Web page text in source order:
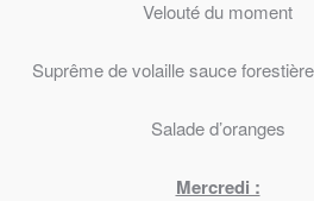
Velouté du moment
Suprême de volaille sauce
Salade d’oranges
Mercredi :